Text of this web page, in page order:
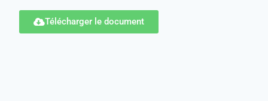
Télécharger le document